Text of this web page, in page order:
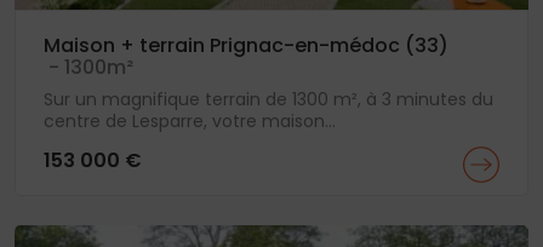
Maison + terrain Prignac-en-médoc (33)
- 1300m²
Sur un magnifique terrain de 1300 m², à 3 minutes du
centre de Lesparre, votre maison...
153 000 €